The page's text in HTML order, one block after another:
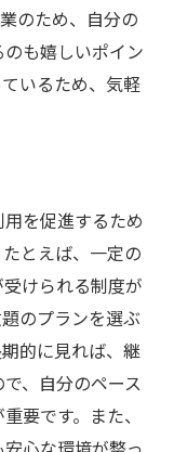
のため、自分の
も嬉しいポイン
いるため、気軽
を促進するため
とえば、一定の
けられる制度が
のプランを選ぶ
的に見れば、継
、自分のペース
要です。また、